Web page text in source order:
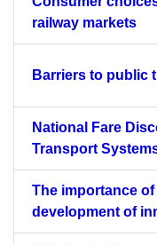
railway markets
Barriers to public
National Fare
Transport
The importance
development of